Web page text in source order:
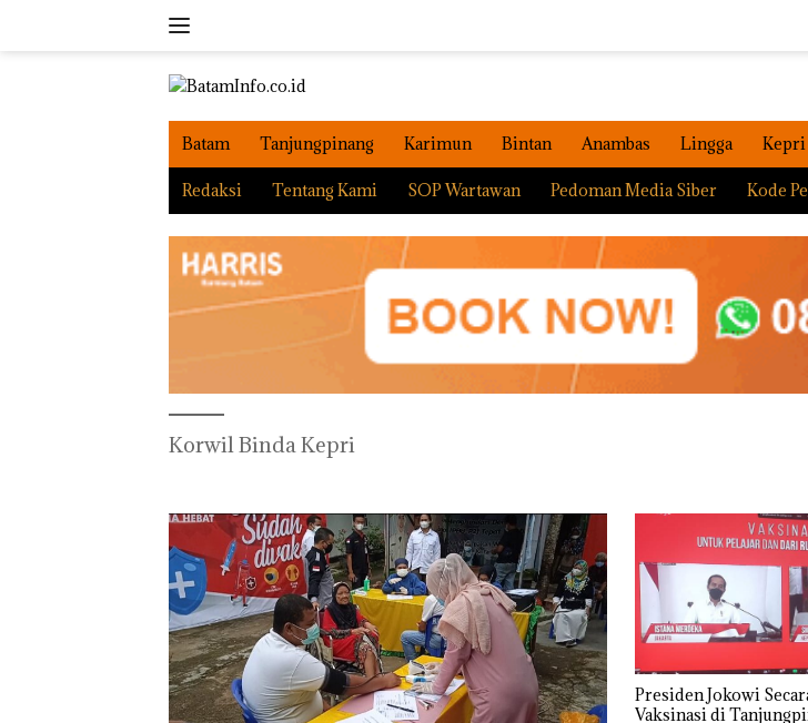
Batam Tanjungpinang Karimun Bintan Anambas Lingga Kepri
Redaksi Tentang Kami SOP Wartawan Pedoman Media Siber Kode
Korwil Binda Kepri
Presiden Jokowi
Vaksinasi di